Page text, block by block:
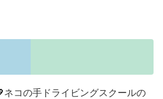
ネコの手ドライビングスクールの